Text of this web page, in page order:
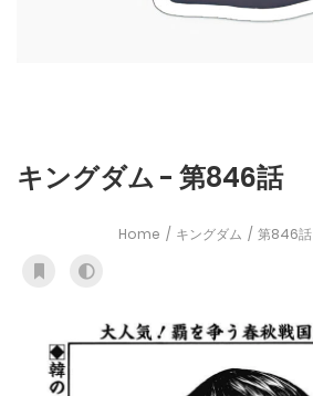
キングダム - 第846話
Home キングダム 第846話